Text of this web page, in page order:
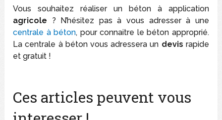
Vous souhaitez réaliser un béton à application
agricole ? N’hésitez pas à vous adresser à une
centrale à béton, pour connaitre le béton approprié.
La centrale à béton vous adressera un devis rapide
et gratuit !
Ces articles peuvent vous